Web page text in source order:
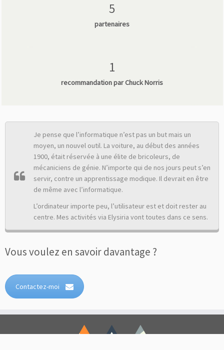
5
partenaires
1
recommandation par Chuck Norris
Je pense que l’informatique n’est pas un but mais un
moyen, un nouvel outil. La voiture, au début des années
1900, était réservée à une élite de bricoleurs, de
mécaniciens de génie. N’importe qui de nos jours peut s’en
servir, contre un apprentissage modique. Il devrait en être
de même avec l’informatique.
L’ordinateur importe peu, l’utilisateur est et doit rester au
centre. Mes activités via Elysiria vont toutes dans ce sens.
Vous voulez en savoir davantage ?
Contactez-moi